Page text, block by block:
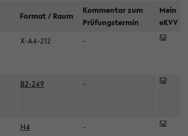
Format / Raum
Kommentar zum
Prüfungstermin
Mein
eKVV
X-A4-212 -
B2-249 -
H4 -